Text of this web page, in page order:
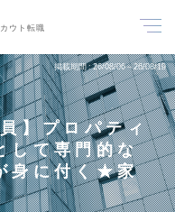
ウト転職
掲載期間 26/08/06～26/08/19
】プロパティ
して専門的な
身に付く★家